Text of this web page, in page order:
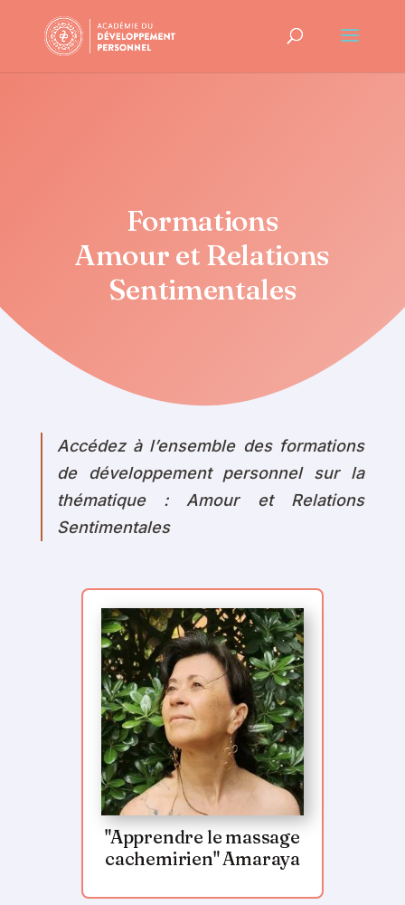
Formations
Amour et Relations
Sentimentales
Accédez à l’ensemble des formations
de développement personnel sur la
thématique : Amour et Relations
Sentimentales
"Apprendre le massage
cachemirien" Amaraya